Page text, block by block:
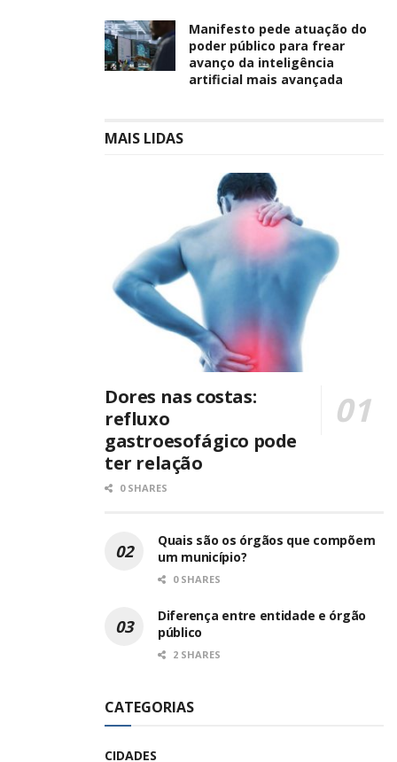
Manifesto pede atuação do
poder público para frear
avanço da inteligência
artificial mais avançada
MAIS LIDAS
Dores nas costas:
refluxo
gastroesofágico pode
ter relação
0 SHARES
Quais são os órgãos que compõem
um município?
0 SHARES
Diferença entre entidade e órgão
público
2 SHARES
CATEGORIAS
CIDADES